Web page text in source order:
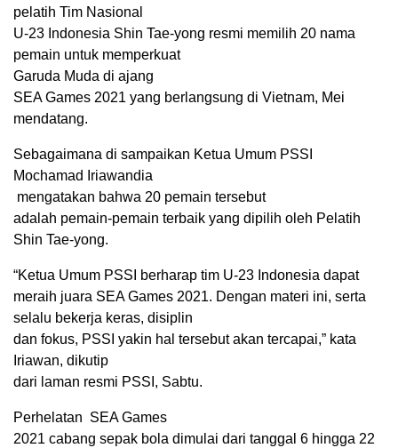
pelatih Tim Nasional
U-23 Indonesia Shin Tae-yong resmi memilih 20 nama
pemain untuk memperkuat
Garuda Muda di ajang
SEA Games 2021 yang berlangsung di Vietnam, Mei
mendatang.
Sebagaimana di sampaikan Ketua Umum PSSI
Mochamad Iriawandia
mengatakan bahwa 20 pemain tersebut
adalah pemain-pemain terbaik yang dipilih oleh Pelatih
Shin Tae-yong.
“Ketua Umum PSSI berharap tim U-23 Indonesia dapat
meraih juara SEA Games 2021. Dengan materi ini, serta
selalu bekerja keras, disiplin
dan fokus, PSSI yakin hal tersebut akan tercapai,” kata
Iriawan, dikutip
dari laman resmi PSSI, Sabtu.
Perhelatan SEA Games
2021 cabang sepak bola dimulai dari tanggal 6 hingga 22